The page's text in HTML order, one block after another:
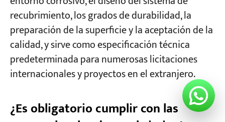
recubrimiento, los grados de durabilidad, la
preparación de la superficie y la aceptación de la
calidad, y sirve como especificación técnica
predeterminada para numerosas licitaciones
internacionales y proyectos en el extranjero.
¿Es obligatorio cumplir con las